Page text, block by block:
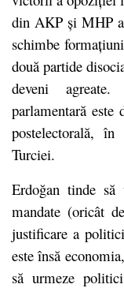
din AKP și MHP
schimbe
două partide
deveni
parlamentară este
postelectorală,
Turciei.
Erdoğan tinde
mandate (oricât
justificare a
este însă
să urmeze